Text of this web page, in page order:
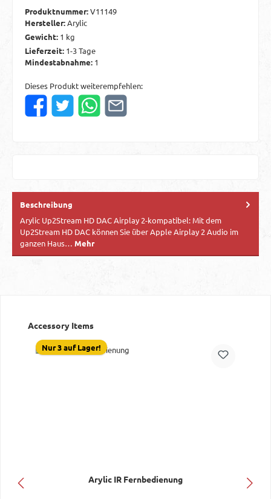
Produktnummer:V11149
Hersteller:Arylic
Gewicht: 1 kg
Lieferzeit: 1-3 Tage
Mindestabnahme: 1
Dieses Produkt weiterempfehlen:
Beschreibung
Arylic Up2Stream HD DAC Airplay 2-kompatibel: Mit dem
Up2Stream HD DAC können Sie über Apple Airplay 2 Audio im
ganzen Haus… Mehr
Produktgalerie überspringen
Accessory Items
Nur 3 auf Lager!
Arylic IR Fernbedienung